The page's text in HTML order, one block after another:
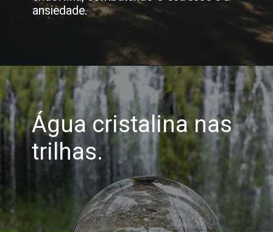
ansiedade.
Água cristalina nas
trilhas.